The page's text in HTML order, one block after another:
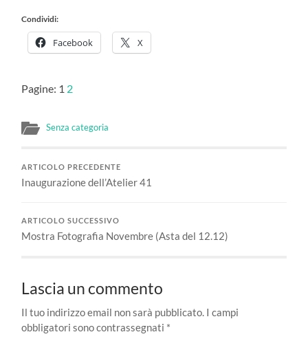
Condividi:
Facebook X
Pagine: 1 2
Senza categoria
ARTICOLO PRECEDENTE
Inaugurazione dell’Atelier 41
ARTICOLO SUCCESSIVO
Mostra Fotografia Novembre (Asta del 12.12)
Lascia un commento
Il tuo indirizzo email non sarà pubblicato. I campi
obbligatori sono contrassegnati *